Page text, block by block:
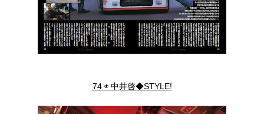
74 ◉ 中井啓◆STYLE!